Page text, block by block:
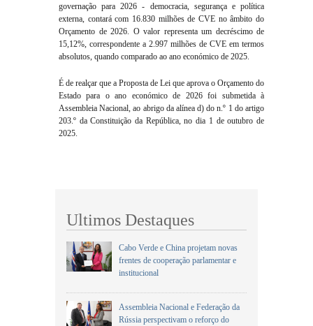
governação para 2026 - democracia, segurança e política
externa, contará com 16.830 milhões de CVE no âmbito do
Orçamento de 2026. O valor representa um decréscimo de
15,12%, correspondente a 2.997 milhões de CVE em termos
absolutos, quando comparado ao ano económico de 2025.
É de realçar que a Proposta de Lei que aprova o Orçamento do
Estado para o ano económico de 2026 foi submetida à
Assembleia Nacional, ao abrigo da alínea d) do n.º 1 do artigo
203.º da Constituição da República, no dia 1 de outubro de
2025.
Ultimos Destaques
Cabo Verde e China projetam novas
frentes de cooperação parlamentar e
institucional
Assembleia Nacional e Federação da
Rússia perspectivam o reforço do